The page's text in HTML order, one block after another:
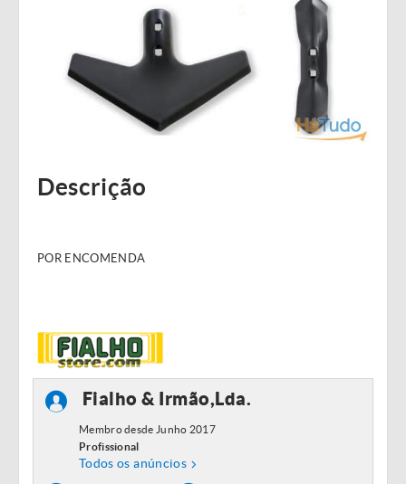
Descrição
POR ENCOMENDA
Fialho & Irmão,Lda.
Membro desde Junho 2017
Profissional
Todos os anúncios